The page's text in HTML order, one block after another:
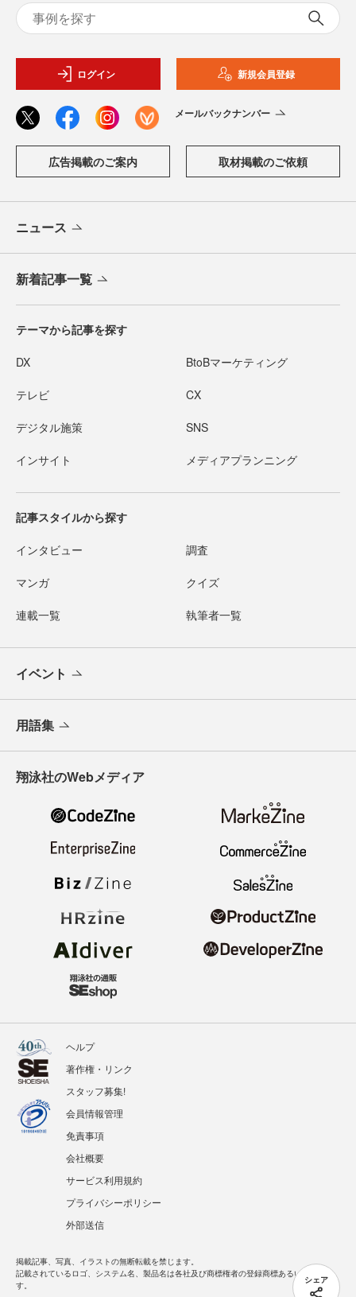
シェア
ログイン 新規会員登録
メールバックナンバー
広告掲載のご案内 取材掲載のご依頼
ニュース
新着記事一覧
テーマから記事を探す
DX BtoBマーケティング
テレビ CX
デジタル施策 SNS
インサイト メディアプランニング
記事スタイルから探す
インタビュー 調査
マンガ クイズ
連載一覧 執筆者一覧
イベント
用語集
翔泳社のWebメディア
ヘルプ
著作権・リンク
スタッフ募集!
会員情報管理
免責事項
会社概要
サービス利用規約
プライバシーポリシー
外部送信
掲載記事、写真、イラストの無断転載を禁じます。
記載されているロゴ、システム名、製品名は各社及び商標権者の登録商標あるいは商標で
す。